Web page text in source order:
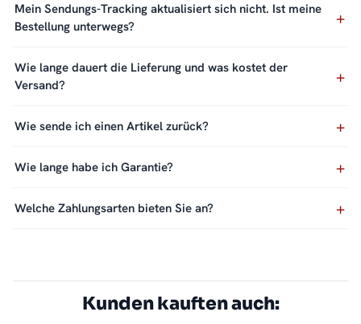
Mein Sendungs-Tracking aktualisiert sich nicht. Ist meine
Bestellung unterwegs?
Wie lange dauert die Lieferung und was kostet der
Versand?
Wie sende ich einen Artikel zurück?
Wie lange habe ich Garantie?
Welche Zahlungsarten bieten Sie an?
Kunden kauften auch: